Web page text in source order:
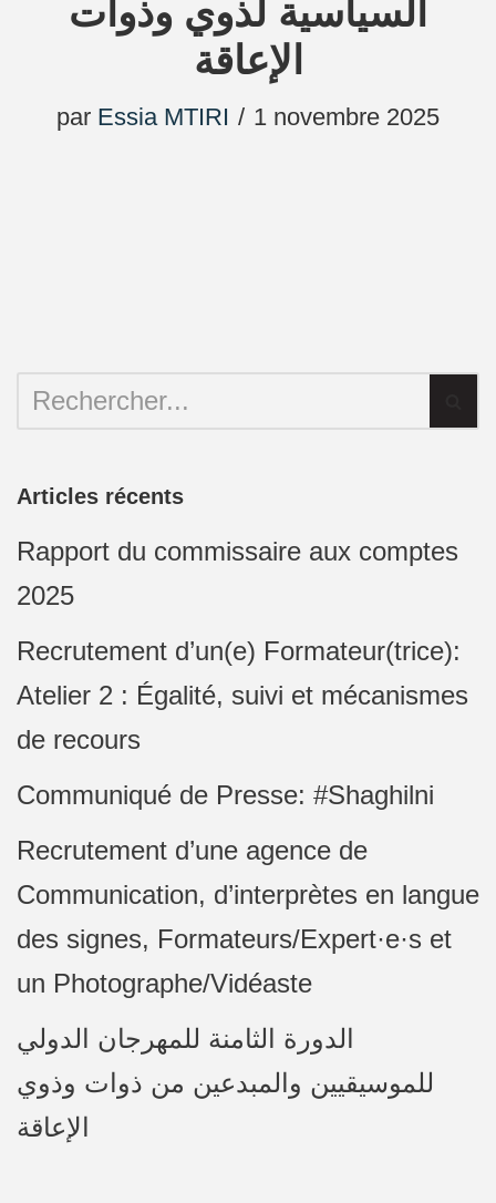
السياسية لذوي وذوات
الإعاقة
par Essia MTIRI 1 novembre 2025
Articles récents
Rapport du commissaire aux comptes
2025
Recrutement d’un(e) Formateur(trice):
Atelier 2 : Égalité, suivi et mécanismes
de recours
Communiqué de Presse: #Shaghilni
Recrutement d’une agence de
Communication, d’interprètes en langue
des signes, Formateurs/Expert·e·s et
un Photographe/Vidéaste
الدورة الثامنة للمهرجان الدولي
للموسيقيين والمبدعين من ذوات وذوي
الإعاقة